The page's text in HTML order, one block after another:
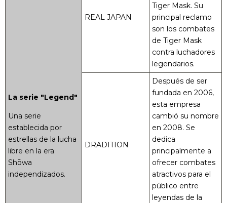
La serie "Legend"
Una serie
establecida por
estrellas de la lucha
libre en la era
Shōwa
independizados.
REAL JAPAN
Tiger Mask. Su
principal reclamo
son los combates
de Tiger Mask
contra luchadores
legendarios.
DRADITION
Después de ser
fundada en 2006,
esta empresa
cambió su nombre
en 2008. Se
dedica
principalmente a
ofrecer combates
atractivos para el
público entre
leyendas de la